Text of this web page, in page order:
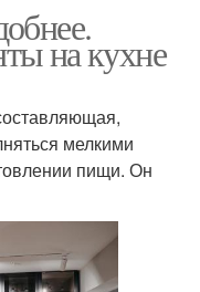
на кухне
мелкими
пищи. Он